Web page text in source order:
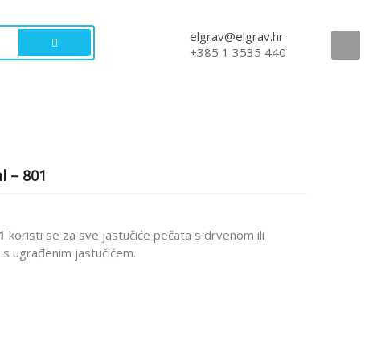
elgrav@elgrav.hr
+385 1 3535 440
– 801
koristi se za sve jastučiće pečata s drvenom ili
ugrađenim jastučićem.